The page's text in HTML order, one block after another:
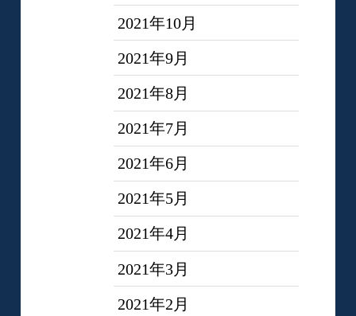
2021年10月
2021年9月
2021年8月
2021年7月
2021年6月
2021年5月
2021年4月
2021年3月
2021年2月